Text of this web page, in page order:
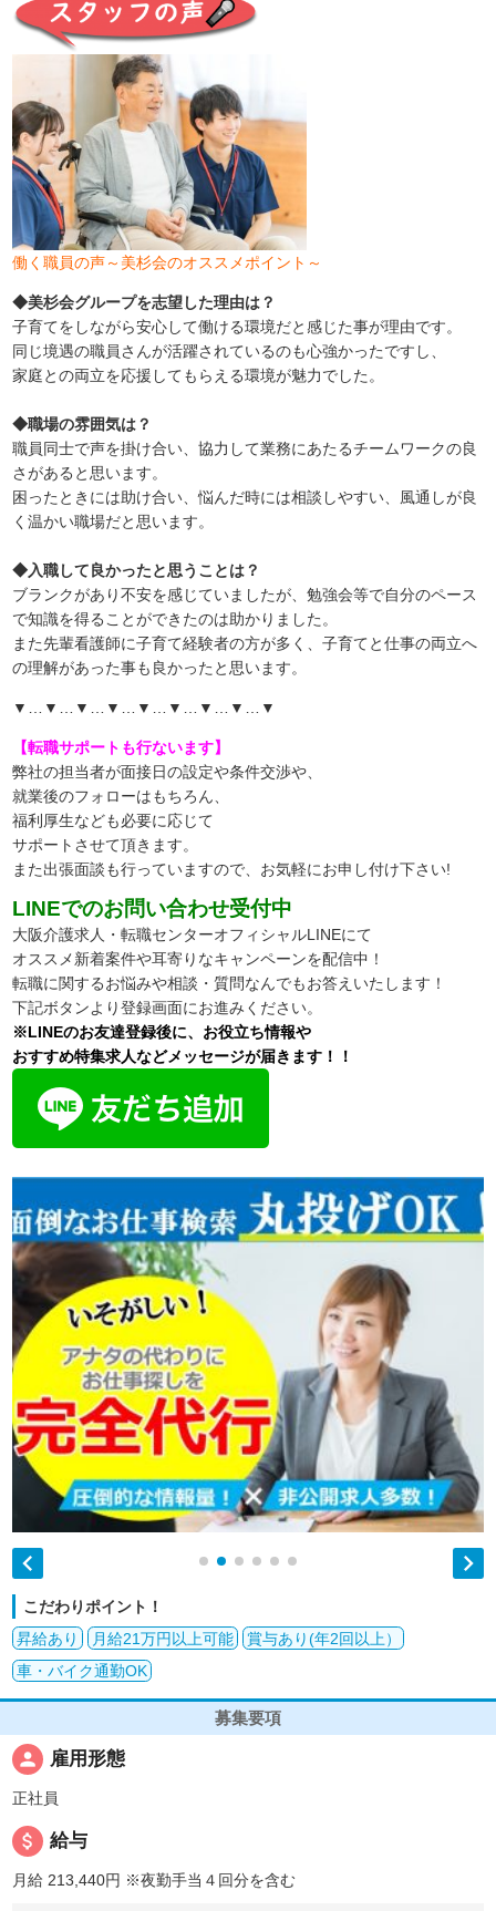
働く職員の声～美杉会のオススメポイント～
◆美杉会グループを志望した理由は？
子育てをしながら安心して働ける環境だと感じた事が理由です。
同じ境遇の職員さんが活躍されているのも心強かったですし、
家庭との両立を応援してもらえる環境が魅力でした。
◆職場の雰囲気は？
職員同士で声を掛け合い、協力して業務にあたるチームワークの良
さがあると思います。
困ったときには助け合い、悩んだ時には相談しやすい、風通しが良
く温かい職場だと思います。
◆入職して良かったと思うことは？
ブランクがあり不安を感じていましたが、勉強会等で自分のペース
で知識を得ることができたのは助かりました。
また先輩看護師に子育て経験者の方が多く、子育てと仕事の両立へ
の理解があった事も良かったと思います。
▼…▼…▼…▼…▼…▼…▼…▼…▼
【転職サポートも行ないます】
弊社の担当者が面接日の設定や条件交渉や、
就業後のフォローはもちろん、
福利厚生なども必要に応じて
サポートさせて頂きます。
また出張面談も行っていますので、 お気軽にお申し付け下さい!
LINEでのお問い合わせ受付中
大阪介護求人・転職センターオフィシャルLINEにて
オススメ新着案件や耳寄りなキャンペーンを配信中！
転職に関するお悩みや相談・質問なんでもお答えいたします！
下記ボタンより登録画面にお進みください。
※LINEのお友達登録後に、お役立ち情報や
おすすめ特集求人などメッセージが届きます！！
 
こだわりポイント！
昇給あり
月給21万円以上可能
賞与あり(年2回以上）
車・バイク通勤OK
募集要項
person 雇用形態
正社員
attach_money 給与
月給 213,440円 ※夜勤手当４回分を含む